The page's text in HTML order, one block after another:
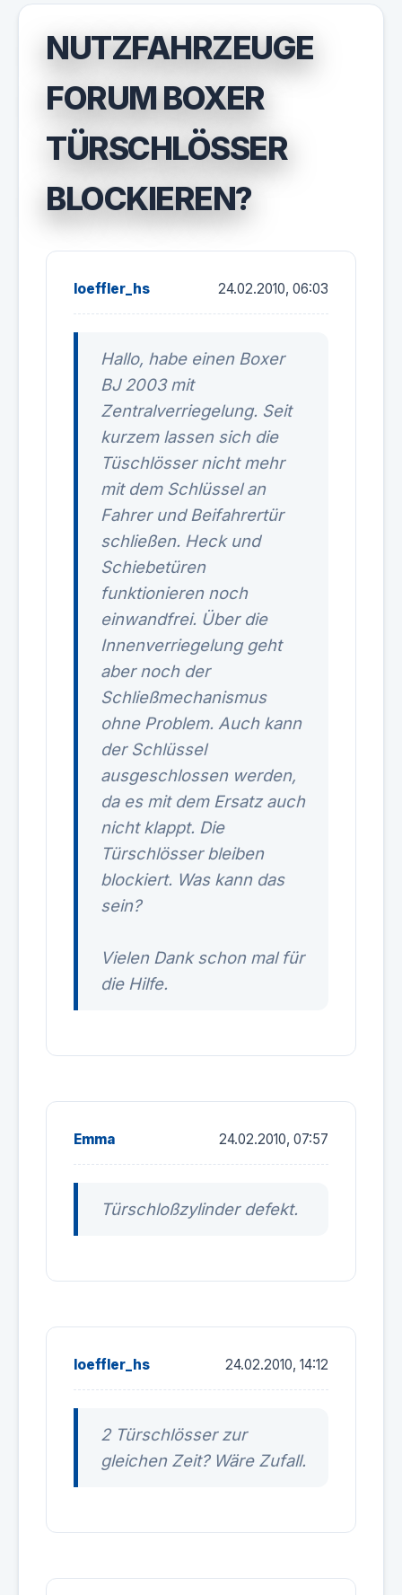
NUTZFAHRZEUGE
FORUM BOXER
TÜRSCHLÖSSER
BLOCKIEREN?
loeffler_hs 24.02.2010, 06:03
Hallo, habe einen Boxer
BJ 2003 mit
Zentralverriegelung. Seit
kurzem lassen sich die
Tüschlösser nicht mehr
mit dem Schlüssel an
Fahrer und Beifahrertür
schließen. Heck und
Schiebetüren
funktionieren noch
einwandfrei. Über die
Innenverriegelung geht
aber noch der
Schließmechanismus
ohne Problem. Auch kann
der Schlüssel
ausgeschlossen werden,
da es mit dem Ersatz auch
nicht klappt. Die
Türschlösser bleiben
blockiert. Was kann das
sein?
Vielen Dank schon mal für
die Hilfe.
Emma 24.02.2010, 07:57
Türschloßzylinder defekt.
loeffler_hs 24.02.2010, 14:12
2 Türschlösser zur
gleichen Zeit? Wäre Zufall.